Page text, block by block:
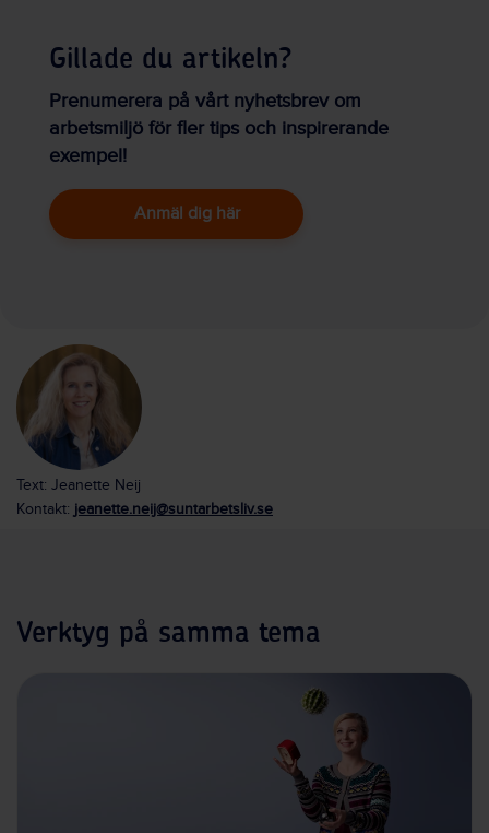
Gillade du artikeln?
Prenumerera på vårt nyhetsbrev om
arbetsmiljö för fler tips och inspirerande
exempel!
Anmäl dig här
Text: Jeanette Neij
Kontakt: jeanette.neij@suntarbetsliv.se
Verktyg på samma tema